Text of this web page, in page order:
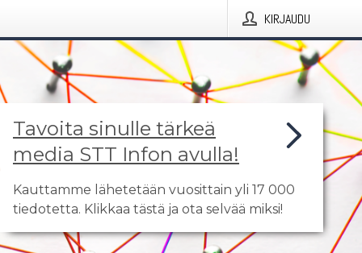
KIRJAUDU
Tavoita sinulle tärkeä
media STT Infon avulla!
Kauttamme lähetetään vuosittain yli 17 000
tiedotetta. Klikkaa tästä ja ota selvää miksi!